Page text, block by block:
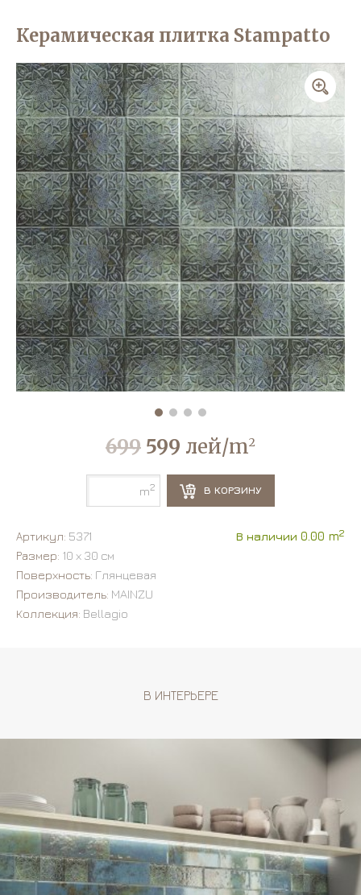
Керамическая плитка Stampatto
699 599 лей/m2
m2 В КОРЗИНУ
Артикул: 5371 В наличии 0.00 m2
Размер: 10 х 30 см
Поверхность: Глянцевая
Производитель: MAINZU
Коллекция: Bellagio
В ИНТЕРЬЕРЕ